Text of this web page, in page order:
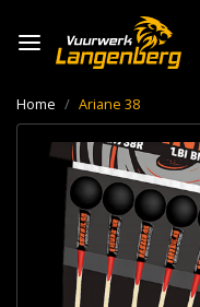
Home Ariane 38